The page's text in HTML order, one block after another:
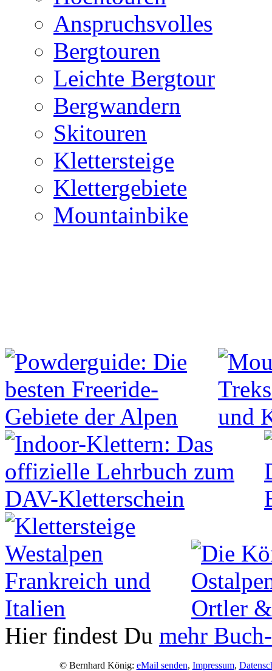
Anspruchsvolles
Bergtouren
Leichte Bergtour
Bergwandern
Skitouren
Klettersteige
Klettergebiete
Mountainbike
Hier findest Du mehr
© Bernhard König: eMail senden, Impressum,